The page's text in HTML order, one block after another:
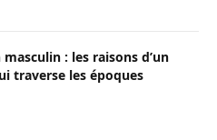
masculin : les raisons d’un
traverse les époques